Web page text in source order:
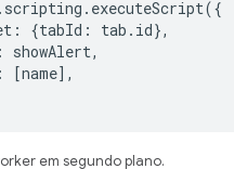
. scripting . executeScript({
: {tabId : tab . id},
: showAlert,
: [name],
em segundo plano.